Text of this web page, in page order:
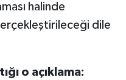
halinde
dile
o açıklama: